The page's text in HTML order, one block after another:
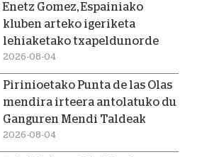
Enetz Gomez, Espainiako
kluben arteko igeriketa
lehiaketako txapeldunorde
2026-08-04
Pirinioetako Punta de las Olas
mendira irteera antolatuko du
Ganguren Mendi Taldeak
2026-08-04